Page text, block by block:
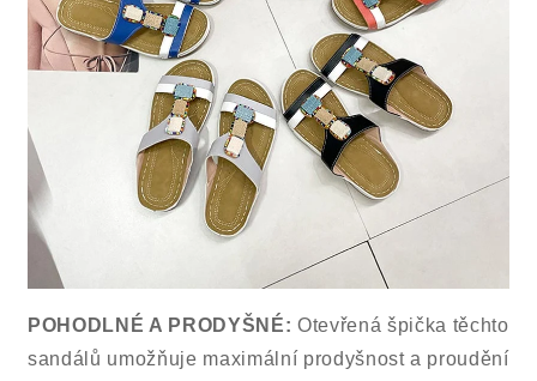
POHODLNÉ A PRODYŠNÉ: Otevřená špička těchto
sandálů umožňuje maximální prodyšnost a proudění